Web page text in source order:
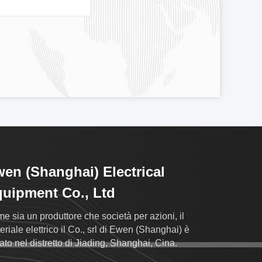
(Shanghai) Electrical
Co., Ltd
sia un produttore che società per azioni, il
elettrico il Co., srl di Ewen (Shanghai) è
nel distretto di Jiading, Shanghai, Cina.